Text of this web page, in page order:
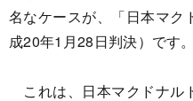
名なケースが、「日本マ
成20年1月28日判決）です。
これは、日本マクドナル